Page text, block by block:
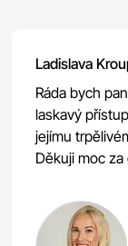
Ladislava
Ráda bych
laskavý
jejímu
Děkuji moc